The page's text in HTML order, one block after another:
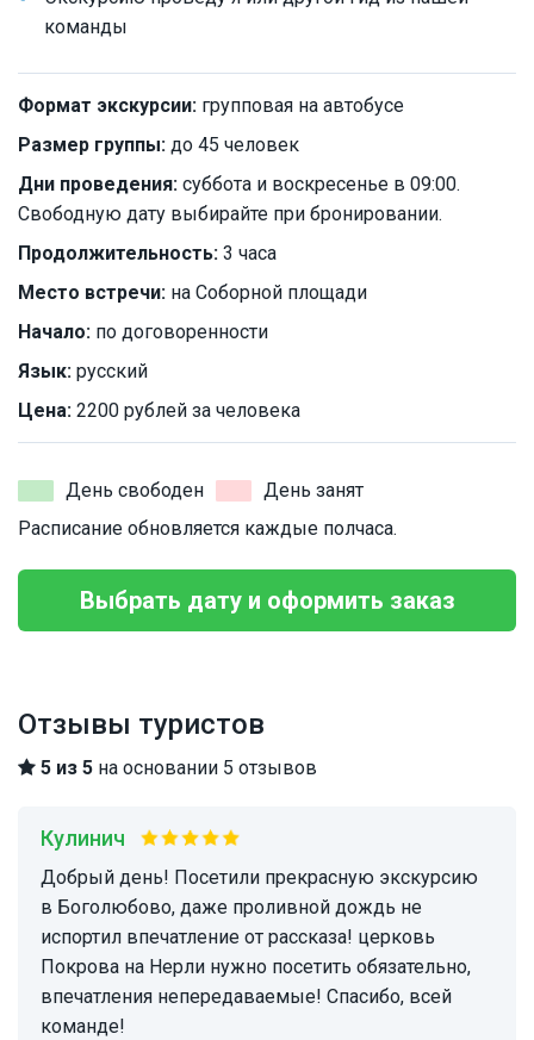
команды
Формат экскурсии: групповая на автобусе
Размер группы: до 45 человек
Дни проведения: суббота и воскресенье в 09:00.
Свободную дату выбирайте при бронировании.
Продолжительность: 3 часа
Место встречи: на Соборной площади
Начало: по договоренности
Язык: русский
Цена: 2200 рублей за человека
День свободен
День занят
Расписание обновляется каждые полчаса.
Выбрать дату и оформить заказ
Отзывы туристов
5 из 5 на основании 5 отзывов
Кулинич
Добрый день! Посетили прекрасную экскурсию
в Боголюбово, даже проливной дождь не
испортил впечатление от рассказа! церковь
Покрова на Нерли нужно посетить обязательно,
впечатления непередаваемые! Спасибо, всей
команде!